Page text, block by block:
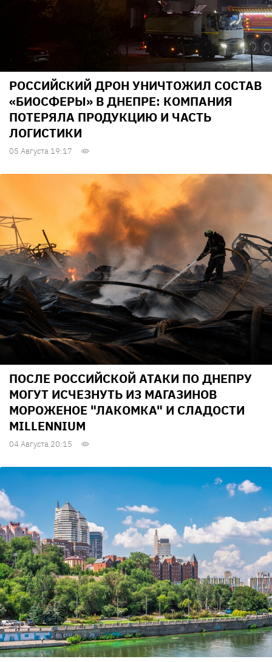
РОССИЙСКИЙ ДРОН УНИЧТОЖИЛ СОСТАВ
«БИОСФЕРЫ» В ДНЕПРЕ: КОМПАНИЯ
ПОТЕРЯЛА ПРОДУКЦИЮ И ЧАСТЬ
ЛОГИСТИКИ
05 Августа 19:17
ПОСЛЕ РОССИЙСКОЙ АТАКИ ПО ДНЕПРУ
МОГУТ ИСЧЕЗНУТЬ ИЗ МАГАЗИНОВ
МОРОЖЕНОЕ "ЛАКОМКА" И СЛАДОСТИ
MILLENNIUM
04 Августа 20:15